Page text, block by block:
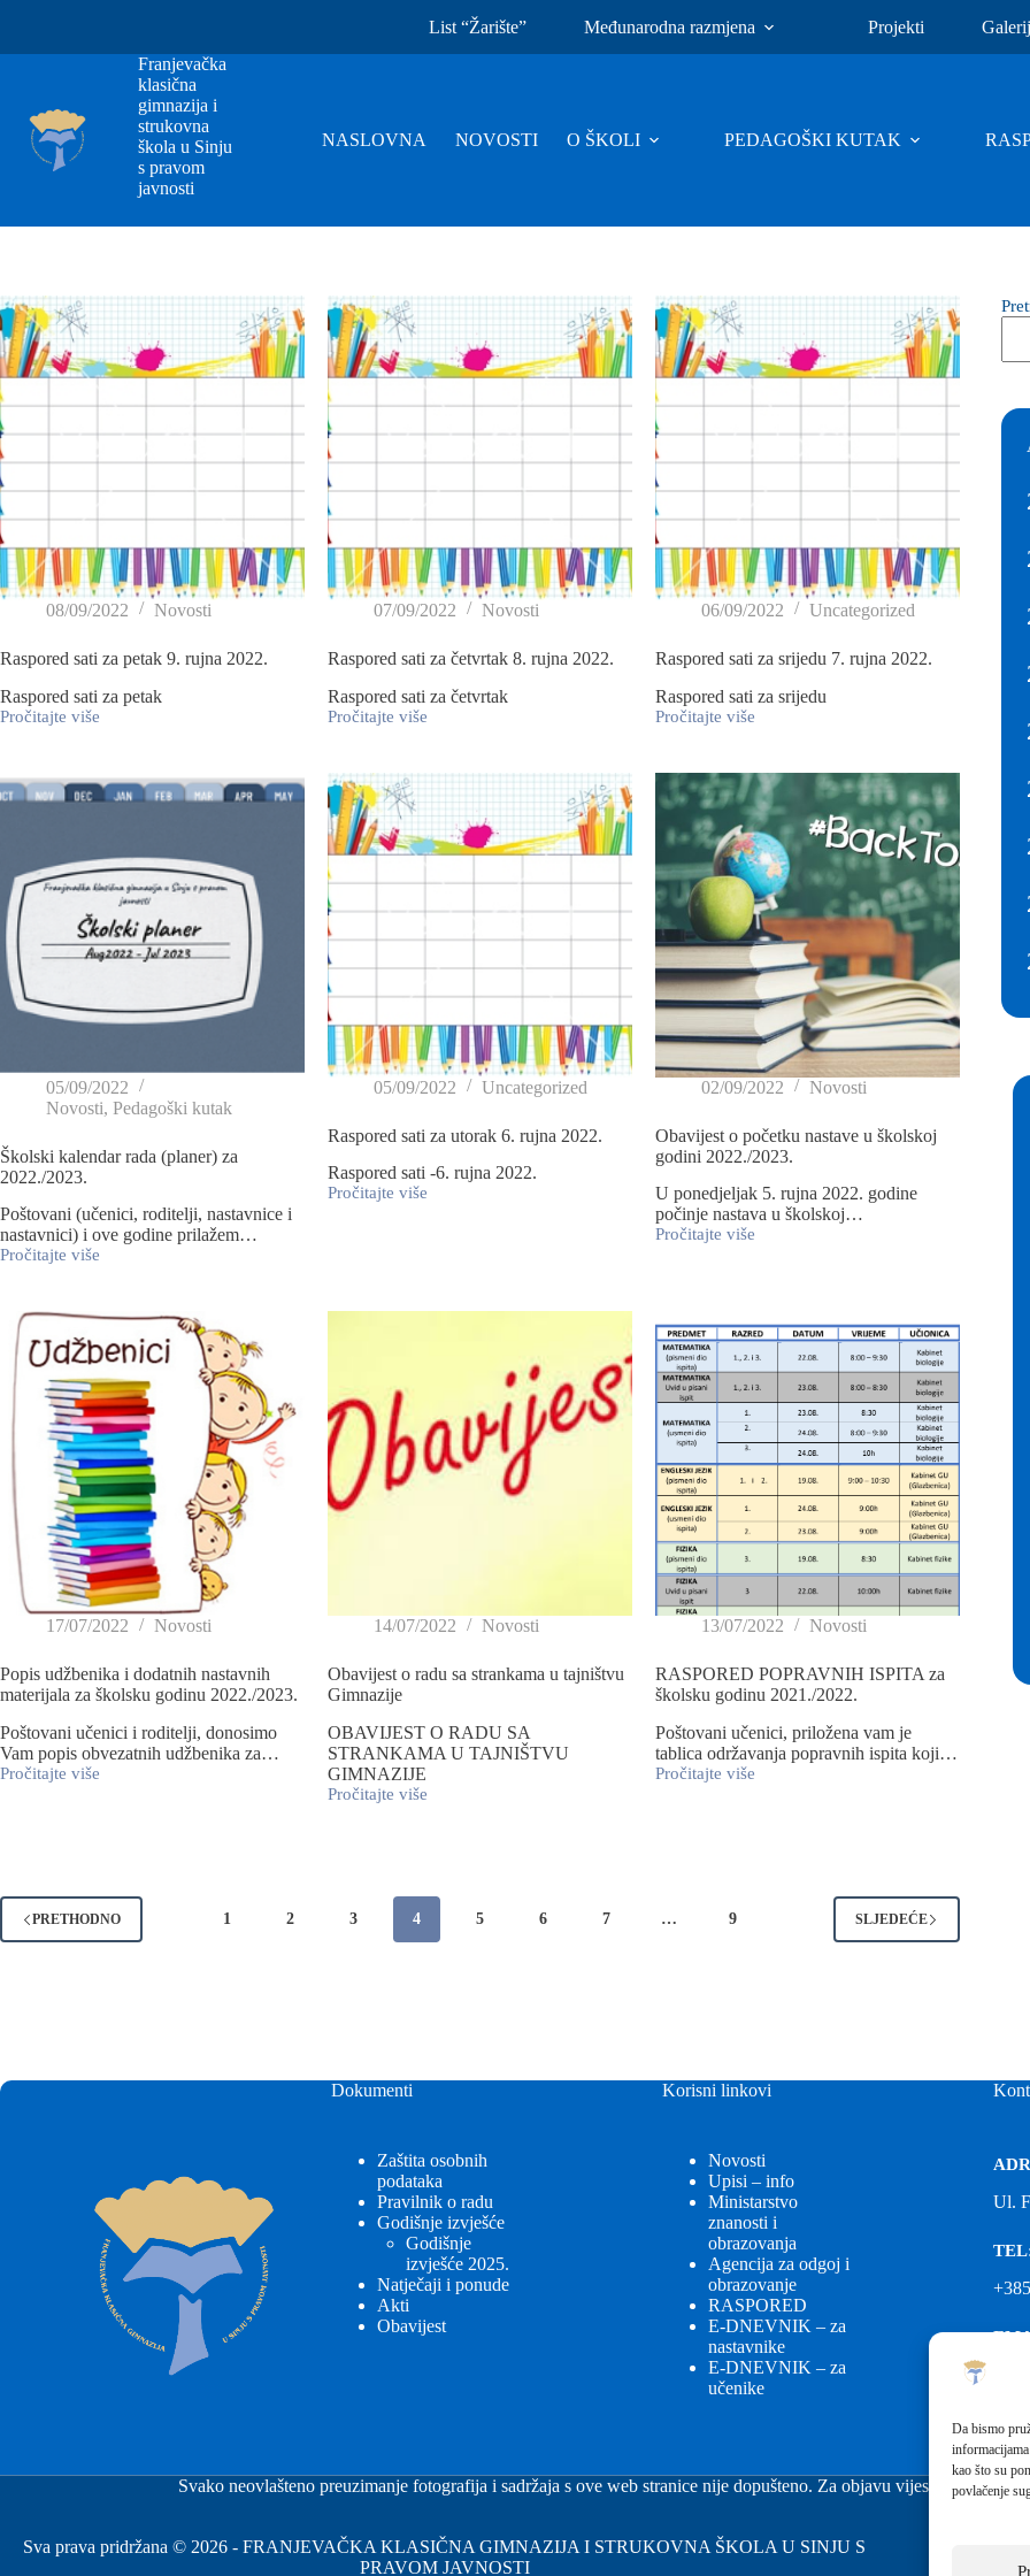
Da bismo
kao što su
povlačenje
List “Žarište” Međunarodna razmjena Projekti
Franjevačka
klasična
gimnazija i
strukovna
škola u Sinju
s pravom
javnosti
NASLOVNA NOVOSTI O ŠKOLI PEDAGOŠKI KUTAK
08/09/2022 Novosti
Raspored sati za petak 9. rujna 2022.
Raspored sati za petak
Pročitajte više
07/09/2022 Novosti
Raspored sati za četvrtak 8. rujna 2022.
Raspored sati za četvrtak
Pročitajte više
06/09/2022 Uncategorized
Raspored sati za srijedu 7. rujna 2022.
Raspored sati za srijedu
Pročitajte više
05/09/2022
Novosti, Pedagoški kutak
Školski kalendar rada (planer) za
2022./2023.
Poštovani (učenici, roditelji, nastavnice i
nastavnici) i ove godine prilažem…
Pročitajte više
05/09/2022 Uncategorized
Raspored sati za utorak 6. rujna 2022.
Raspored sati -6. rujna 2022.
Pročitajte više
02/09/2022 Novosti
Obavijest o početku nastave u školskoj
godini 2022./2023.
U ponedjeljak 5. rujna 2022. godine
počinje nastava u školskoj…
Pročitajte više
17/07/2022 Novosti
Popis udžbenika i dodatnih nastavnih
materijala za školsku godinu 2022./2023.
Poštovani učenici i roditelji, donosimo
Vam popis obvezatnih udžbenika za…
Pročitajte više
14/07/2022 Novosti
Obavijest o radu sa strankama u tajništvu
Gimnazije
OBAVIJEST O RADU SA
STRANKAMA U TAJNIŠTVU
GIMNAZIJE
Pročitajte više
13/07/2022 Novosti
RASPORED POPRAVNIH ISPITA za
školsku godinu 2021./2022.
Poštovani učenici, priložena vam je
tablica održavanja popravnih ispita koji…
Pročitajte više
PRETHODNO 1 2 3 4 5 6 7 … 9 SLJEDEĆE
Dokumenti
Zaštita osobnih
podataka
Pravilnik o radu
Godišnje izvješće
Godišnje
izvješće 2025.
Natječaji i ponude
Akti
Obavijest
Korisni linkovi
Novosti
Upisi – info
Ministarstvo
znanosti i
obrazovanja
Agencija za odgoj i
obrazovanje
RASPORED
E-DNEVNIK – za
nastavnike
E-DNEVNIK – za
učenike
Ul.
Svako neovlašteno preuzimanje fotografija i sadržaja s ove web stranice nije dopušteno. Za objavu vijesti sa
Sva prava pridržana © 2026 - FRANJEVAČKA KLASIČNA GIMNAZIJA I STRUKOVNA ŠKOLA U SINJU S
PRAVOM JAVNOSTI